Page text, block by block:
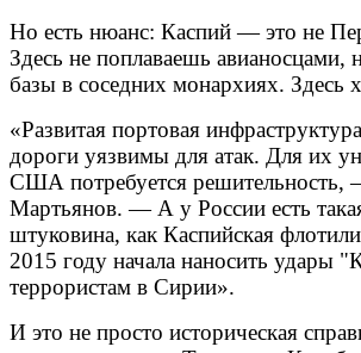
Но есть нюанс: Каспий — это не
Здесь не поплаваешь авианосцами,
базы в соседних монархиях. Здесь
«Развитая портовая
дороги уязвимы для атак. Для их
США потребуется решительность,
Мартьянов. — А у России есть
штуковина, как Каспийская
2015 году начала наносить удары
террористам в Сирии».
И это не просто историческая